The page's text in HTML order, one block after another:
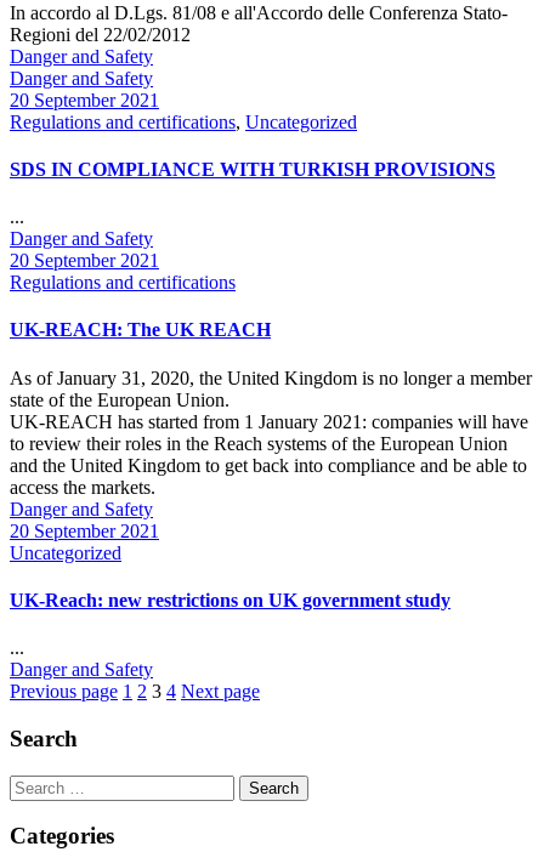
In accordo al D.Lgs. 81/08 e all'Accordo delle Conferenza Stato-
Regioni del 22/02/2012
Author
Danger and Safety
Author
Danger and Safety
Date
20 September 2021
Categories
Regulations and certifications, Uncategorized
SDS IN COMPLIANCE WITH TURKISH PROVISIONS
...
Author
Danger and Safety
Date
20 September 2021
Categories
Regulations and certifications
UK-REACH: The UK REACH
As of January 31, 2020, the United Kingdom is no longer a member
state of the European Union.
UK-REACH has started from 1 January 2021: companies will have
to review their roles in the Reach systems of the European Union
and the United Kingdom to get back into compliance and be able to
access the markets.
Author
Danger and Safety
Date
20 September 2021
Categories
Uncategorized
UK-Reach: new restrictions on UK government study
...
Author
Danger and Safety
Previous page 1 2 3 4 Next page
Search
Search
for:
Categories